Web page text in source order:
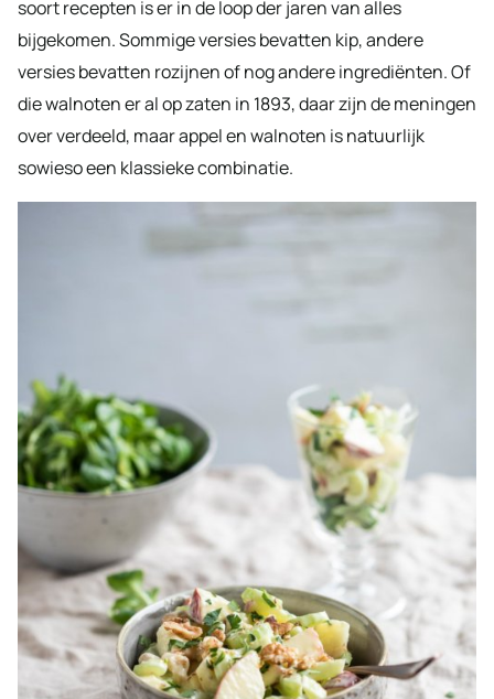
soort recepten is er in de loop der jaren van alles
bijgekomen. Sommige versies bevatten kip, andere
versies bevatten rozijnen of nog andere ingrediënten. Of
die walnoten er al op zaten in 1893, daar zijn de meningen
over verdeeld, maar appel en walnoten is natuurlijk
sowieso een klassieke combinatie.